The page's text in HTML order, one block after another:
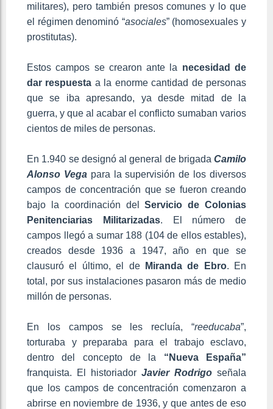
militares), pero también presos comunes y lo que
el régimen denominó “asociales” (homosexuales y
prostitutas).
Estos campos se crearon ante la necesidad de
dar respuesta a la enorme cantidad de personas
que se iba apresando, ya desde mitad de la
guerra, y que al acabar el conflicto sumaban varios
cientos de miles de personas.
En 1.940 se designó al general de brigada Camilo
Alonso Vegapara la supervisión de los diversos
campos de concentración que se fueron creando
bajo la coordinación delServicio de Colonias
Penitenciarias Militarizadas. El número de
campos llegó a sumar 188 (104 de ellos estables),
creados desde 1936 a 1947, año en que se
clausuró el último, el de
Miranda de Ebro. En
total, por sus instalaciones pasaron más de medio
millón de personas.
En los campos se les recluía, “reeducaba”,
torturaba y preparaba para el trabajo esclavo,
dentro del concepto de la “Nueva España”
franquista. El historiador Javier Rodrigo señala
que los campos de concentración comenzaron a
abrirse en noviembre de 1936, y que antes de eso